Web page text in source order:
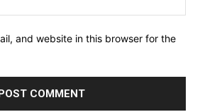
and website in this browser for the